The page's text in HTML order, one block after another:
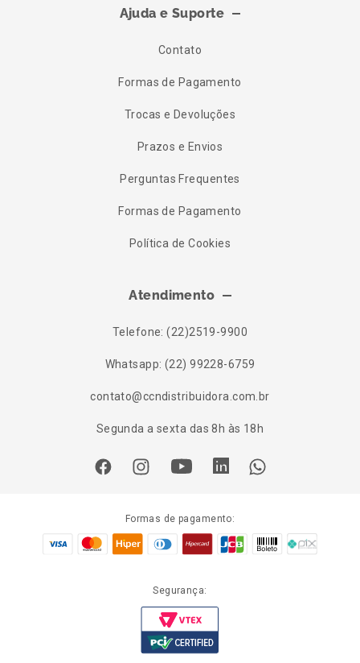
Ajuda e Suporte
Contato
Formas de Pagamento
Trocas e Devoluções
Prazos e Envios
Perguntas Frequentes
Formas de Pagamento
Política de Cookies
Atendimento
Telefone: (22)2519-9900
Whatsapp: (22) 99228-6759
contato@ccndistribuidora.com.br
Segunda a sexta das 8h às 18h
Formas de pagamento:
Segurança: